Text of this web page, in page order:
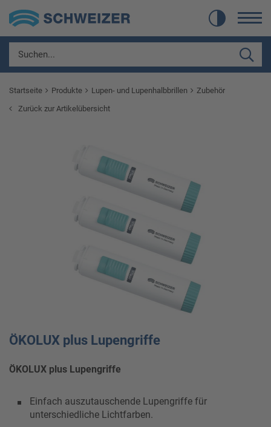
Startseite Produkte Lupen- und Lupenhalbbrillen
Zubehör
Zurück zur Artikelübersicht
ÖKOLUX plus Lupengriffe
ÖKOLUX plus Lupengriffe
Einfach auszutauschende Lupengriffe für
unterschiedliche Lichtfarben.